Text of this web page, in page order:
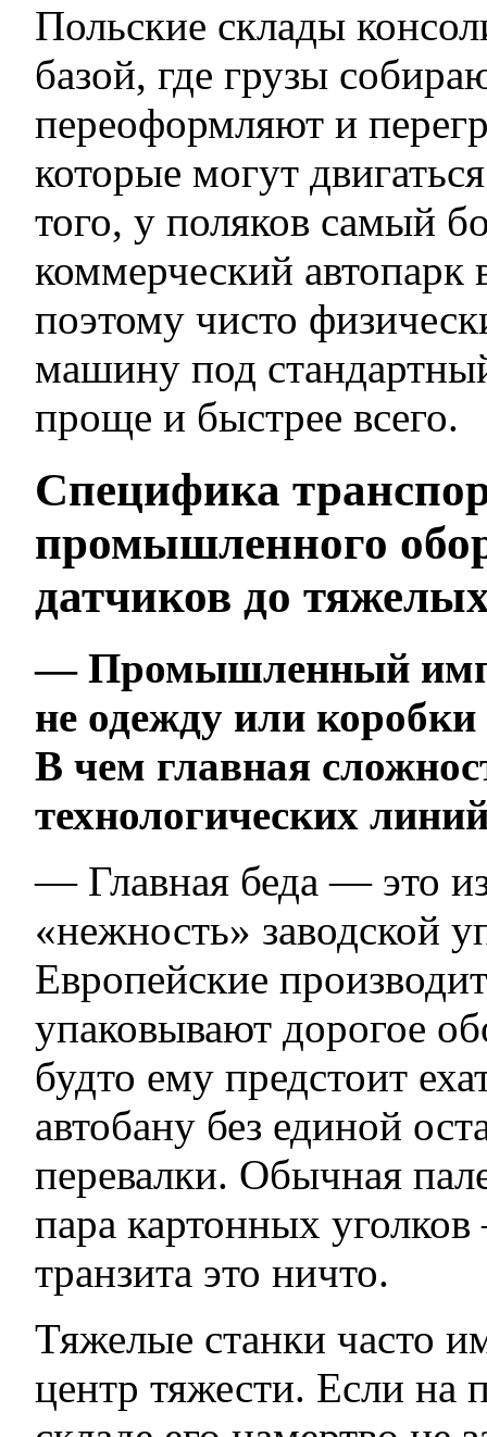
Польские склады
базой, где грузы
переоформляют и
которые могут
того, у поляков самый
коммерческий автопарк
поэтому чисто
машину под
проще и быстрее всего.
Специфика
промышленного
датчиков до
— Промышленный
не одежду или
В чем главная
технологических
— Главная беда — это
«нежность» заводской
Европейские
упаковывают дорогое
будто ему предстоит
автобану без единой
перевалки. Обычная
пара картонных
транзита это ничто.
Тяжелые станки часто
центр тяжести. Если на